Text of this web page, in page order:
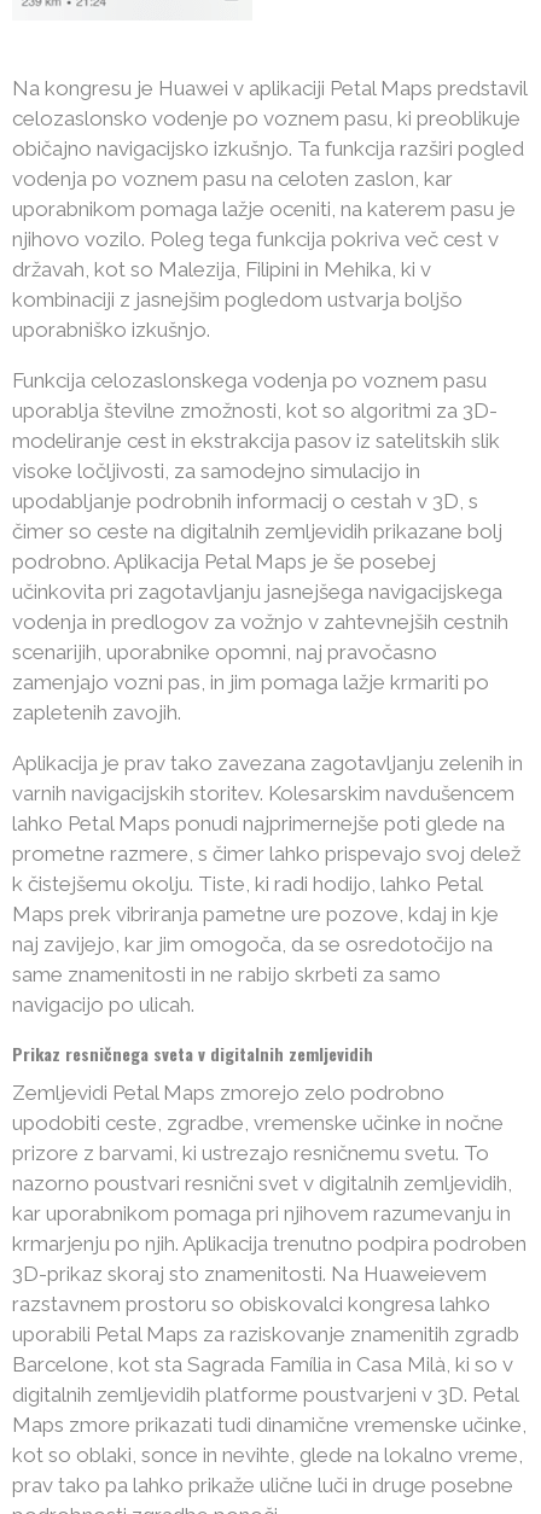
Na kongresu je Huawei v aplikaciji Petal Maps predstavil
celozaslonsko vodenje po voznem pasu, ki preoblikuje
običajno navigacijsko izkušnjo. Ta funkcija razširi pogled
vodenja po voznem pasu na celoten zaslon, kar
uporabnikom pomaga lažje oceniti, na katerem pasu je
njihovo vozilo. Poleg tega funkcija pokriva več cest v
državah, kot so Malezija, Filipini in Mehika, ki v
kombinaciji z jasnejšim pogledom ustvarja boljšo
uporabniško izkušnjo.
Funkcija celozaslonskega vodenja po voznem pasu
uporablja številne zmožnosti, kot so algoritmi za 3D-
modeliranje cest in ekstrakcija pasov iz satelitskih slik
visoke ločljivosti, za samodejno simulacijo in
upodabljanje podrobnih informacij o cestah v 3D, s
čimer so ceste na digitalnih zemljevidih prikazane bolj
podrobno. Aplikacija Petal Maps je še posebej
učinkovita pri zagotavljanju jasnejšega navigacijskega
vodenja in predlogov za vožnjo v zahtevnejših cestnih
scenarijih, uporabnike opomni, naj pravočasno
zamenjajo vozni pas, in jim pomaga lažje krmariti po
zapletenih zavojih.
Aplikacija je prav tako zavezana zagotavljanju zelenih in
varnih navigacijskih storitev. Kolesarskim navdušencem
lahko Petal Maps ponudi najprimernejše poti glede na
prometne razmere, s čimer lahko prispevajo svoj delež
k čistejšemu okolju. Tiste, ki radi hodijo, lahko Petal
Maps prek vibriranja pametne ure pozove, kdaj in kje
naj zavijejo, kar jim omogoča, da se osredotočijo na
same znamenitosti in ne rabijo skrbeti za samo
navigacijo po ulicah.
Prikaz resničnega sveta v digitalnih zemljevidih
Zemljevidi Petal Maps zmorejo zelo podrobno
upodobiti ceste, zgradbe, vremenske učinke in nočne
prizore z barvami, ki ustrezajo resničnemu svetu. To
nazorno poustvari resnični svet v digitalnih zemljevidih,
kar uporabnikom pomaga pri njihovem razumevanju in
krmarjenju po njih. Aplikacija trenutno podpira podroben
3D-prikaz skoraj sto znamenitosti. Na Huaweievem
razstavnem prostoru so obiskovalci kongresa lahko
uporabili Petal Maps za raziskovanje znamenitih zgradb
Barcelone, kot sta Sagrada Família in Casa Milà, ki so v
digitalnih zemljevidih platforme poustvarjeni v 3D. Petal
Maps zmore prikazati tudi dinamične vremenske učinke,
kot so oblaki, sonce in nevihte, glede na lokalno vreme,
prav tako pa lahko prikaže ulične luči in druge posebne